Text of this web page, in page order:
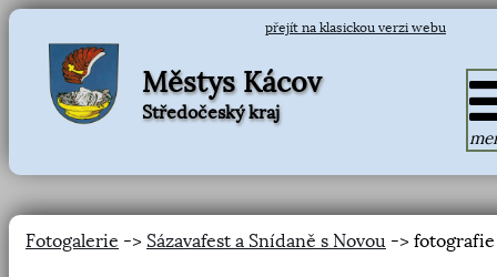
přejít na klasickou verzi webu
Městys Kácov
Středočeský kraj
Fotogalerie -> Sázavafest a Snídaně s Novou -> fotografie